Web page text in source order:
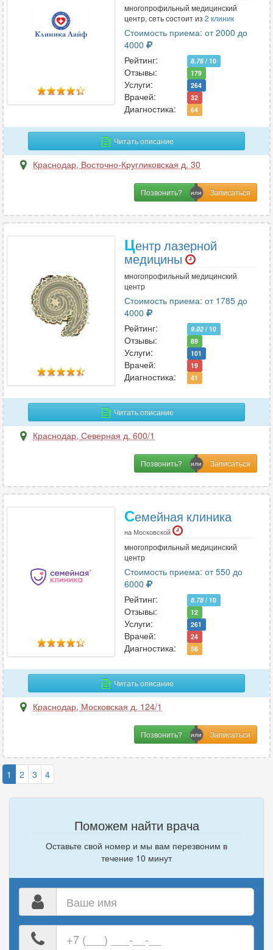
Флебология
Фониатрия
Функциональная диагностика
Химиотерапия
1
Эмбриология
Эпилептология
многопрофильный медицинский
центр, сеть состоит из 2 клиник
Стоимость приема: от 2000 до
4000
Рейтинг:
8.76 / 10
Отзывы: 179
Услуги: 264
Врачей: 32
Диагностика: 64
Читать описание
Краснодар, Восточно-Кругликовская д. 30
Позвонить?
Центр лазерной
медицины
многопрофильный медицинский
центр
Стоимость приема: от 1785 до
4000
Рейтинг:
9.02 / 10
Отзывы: 89
Услуги: 101
Врачей: 19
Диагностика: 41
Читать описание
Краснодар, Северная д. 600/1
Позвонить?
Семейная клиника
на Московской
многопрофильный медицинский
центр
Стоимость приема: от 550 до
6000
Рейтинг:
8.78 / 10
Отзывы: 12
Услуги: 261
Врачей: 24
Диагностика: 56
Читать описание
Краснодар, Московская д. 124/1
Позвонить?
1 2 3 4
Поможем найти врача
Оставьте свой номер и мы вам перезвоним в
течение 10 минут
номер